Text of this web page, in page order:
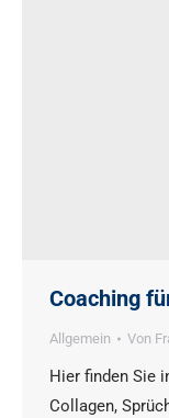
Coaching
Allgemein Von
Hier finden Sie
Collagen,